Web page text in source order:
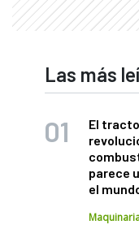
Las más
El
parece
el